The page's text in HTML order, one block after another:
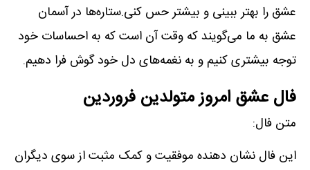
عشق را بهتر ببینی و بیشتر حس کنی.ستاره‌ها در آسمان
عشق به ما می‌گویند که وقت آن است که به احساسات خود
توجه بیشتری کنیم و به نغمه‌های دل خود گوش فرا دهیم.
فال عشق امروز متولدین فروردین
متن فال:
این فال نشان دھنده موفقیت و کمک مثبت از سوی دیگران